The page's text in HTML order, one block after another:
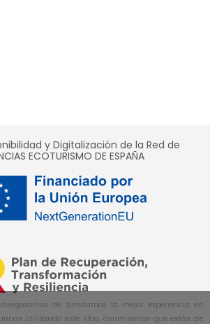
y Digitalización de la Red de
ECOTURISMO DE ESPAÑA
de brindarnos la mejor experiencia en
utilizando este sitio, asumiremos que estás de